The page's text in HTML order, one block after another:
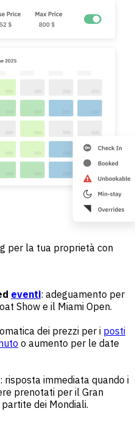
per la tua proprietà con
eventi: adeguamento per
Show e il Miami Open.
dei prezzi per i posti
o aumento per le date
: risposta immediata quando i
prenotati per il Gran
dei Mondiali.